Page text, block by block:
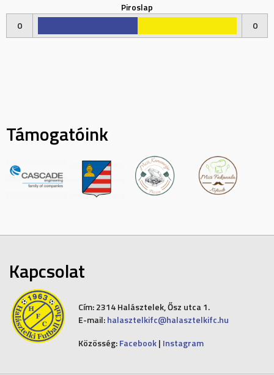
Piroslap
0
0
Támogatóink
Kapcsolat
Cím:2314 Halásztelek, Ősz utca 1.
E-mail: halasztelkifc@halasztelkifc.hu
Közösség: Facebook| Instagram